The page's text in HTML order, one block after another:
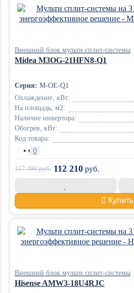
Внешний блок мульти сплит-системы
Midea M3OG-21HFN8-Q1
Серия: M-OE-Q1
Охлаждение, кВт:
На площадь, м2:
Наличие инвертора:
Обогрев, кВт:
Код товара:
• 0
117 490руб. 112 210 руб.
Купить
Внешний блок мульти сплит-системы
Hisense AMW3-18U4RJС